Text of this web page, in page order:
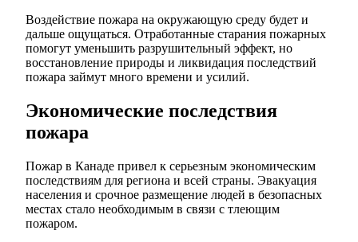
Воздействие пожара на окружающую среду будет и
дальше ощущаться. Отработанные старания пожарных
помогут уменьшить разрушительный эффект, но
восстановление природы и ликвидация последствий
пожара займут много времени и усилий.
Экономические последствия
пожара
Пожар в Канаде привел к серьезным экономическим
последствиям для региона и всей страны. Эвакуация
населения и срочное размещение людей в безопасных
местах стало необходимым в связи с тлеющим
пожаром.